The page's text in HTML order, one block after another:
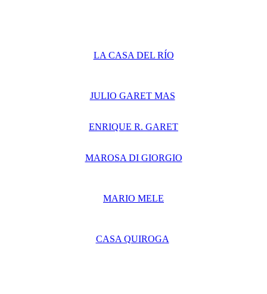
LA CASA DEL RÍO
JULIO GARET MAS
ENRIQUE R. GARET
MAROSA DI GIORGIO
MARIO MELE
CASA QUIROGA